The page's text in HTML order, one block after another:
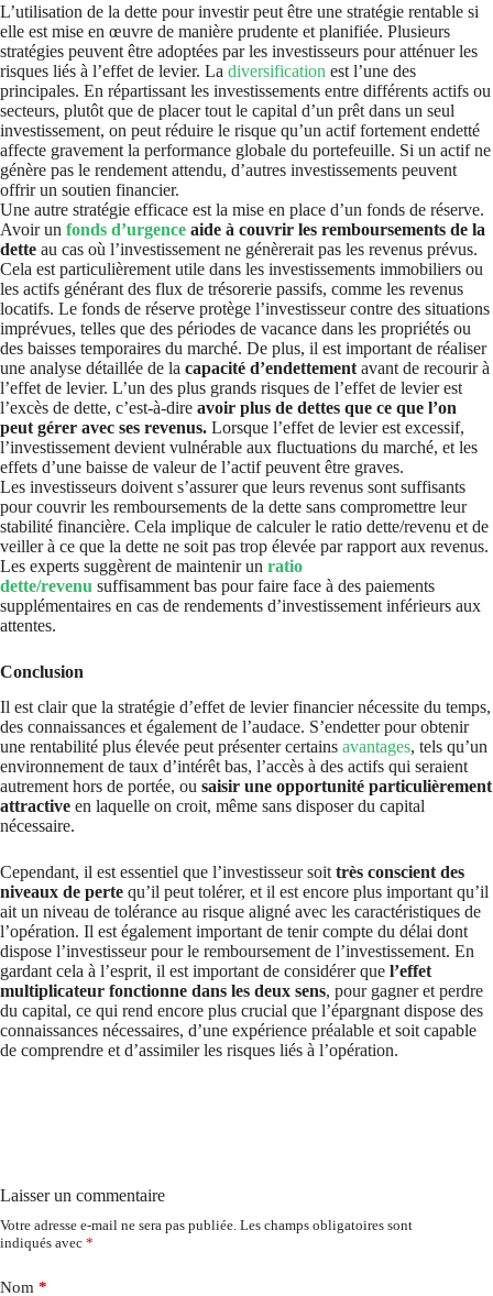
L’utilisation de la dette pour investir peut être une stratégie rentable si
elle est mise en œuvre de manière prudente et planifiée. Plusieurs
stratégies peuvent être adoptées par les investisseurs pour atténuer les
risques liés à l’effet de levier. La diversification est l’une des
principales. En répartissant les investissements entre différents actifs ou
secteurs, plutôt que de placer tout le capital d’un prêt dans un seul
investissement, on peut réduire le risque qu’un actif fortement endetté
affecte gravement la performance globale du portefeuille. Si un actif ne
génère pas le rendement attendu, d’autres investissements peuvent
offrir un soutien financier.
Une autre stratégie efficace est la mise en place d’un fonds de réserve.
Avoir un fonds d’urgence aide à couvrir les remboursements de la
dette au cas où l’investissement ne génèrerait pas les revenus prévus.
Cela est particulièrement utile dans les investissements immobiliers ou
les actifs générant des flux de trésorerie passifs, comme les revenus
locatifs. Le fonds de réserve protège l’investisseur contre des situations
imprévues, telles que des périodes de vacance dans les propriétés ou
des baisses temporaires du marché. De plus, il est important de réaliser
une analyse détaillée de la capacité d’endettement avant de recourir à
l’effet de levier. L’un des plus grands risques de l’effet de levier est
l’excès de dette, c’est-à-dire avoir plus de dettes que ce que l’on
peut gérer avec ses revenus. Lorsque l’effet de levier est excessif,
l’investissement devient vulnérable aux fluctuations du marché, et les
effets d’une baisse de valeur de l’actif peuvent être graves.
Les investisseurs doivent s’assurer que leurs revenus sont suffisants
pour couvrir les remboursements de la dette sans compromettre leur
stabilité financière. Cela implique de calculer le ratio dette/revenu et de
veiller à ce que la dette ne soit pas trop élevée par rapport aux revenus.
Les experts suggèrent de maintenir un ratio
dette/revenu suffisamment bas pour faire face à des paiements
supplémentaires en cas de rendements d’investissement inférieurs aux
attentes.
Conclusion
Il est clair que la stratégie d’effet de levier financier nécessite du temps,
des connaissances et également de l’audace. S’endetter pour obtenir
une rentabilité plus élevée peut présenter certains avantages, tels qu’un
environnement de taux d’intérêt bas, l’accès à des actifs qui seraient
autrement hors de portée, ou saisir une opportunité particulièrement
attractive en laquelle on croit, même sans disposer du capital
nécessaire.
Cependant, il est essentiel que l’investisseur soit très conscient des
niveaux de perte qu’il peut tolérer, et il est encore plus important qu’il
ait un niveau de tolérance au risque aligné avec les caractéristiques de
l’opération. Il est également important de tenir compte du délai dont
dispose l’investisseur pour le remboursement de l’investissement. En
gardant cela à l’esprit, il est important de considérer que l’effet
multiplicateur fonctionne dans les deux sens, pour gagner et perdre
du capital, ce qui rend encore plus crucial que l’épargnant dispose des
connaissances nécessaires, d’une expérience préalable et soit capable
de comprendre et d’assimiler les risques liés à l’opération.
Laisser un commentaire
Votre adresse e-mail ne sera pas publiée. Les champs obligatoires sont
indiqués avec *
Nom *